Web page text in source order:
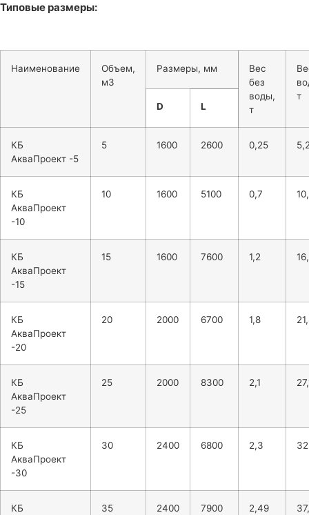
Типовые размеры:
Наименование
Объем,
м3
Размеры, мм
Вес
без
воды,
т
т
D
L
КБ
АкваПроект -5
5 1600 2600 0,25
КБ
АкваПроект
-10
10 1600 5100 0,7
КБ
АкваПроект
-15
15 1600 7600 1,2
КБ
АкваПроект
-20
20 2000 6700 1,8
КБ
АкваПроект
-25
25 2000 8300 2,1
КБ
АкваПроект
-30
30 2400 6800 2,3
КБ
35 2400 7900 2,49